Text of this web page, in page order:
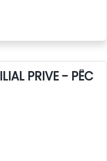
PRIVE -